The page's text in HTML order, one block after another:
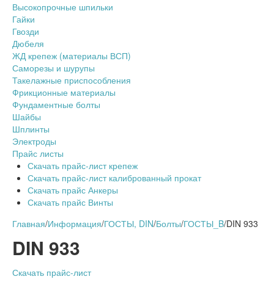
Высокопрочные шпильки
Гайки
Гвозди
Дюбеля
ЖД крепеж (материалы ВСП)
Саморезы и шурупы
Такелажные приспособления
Фрикционные материалы
Фундаментные болты
Шайбы
Шплинты
Электроды
Прайс листы
Скачать прайс-лист крепеж
Скачать прайс-лист калиброванный прокат
Скачать прайс Анкеры
Скачать прайс Винты
Главная/Информация/ГОСТЫ, DIN/Болты/ГОСТЫ_B/DIN 933
DIN 933
Скачать прайс-лист